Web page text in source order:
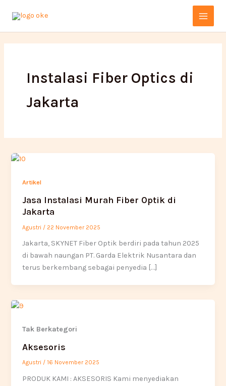
Main
Menu
Instalasi Fiber Optics di
Jakarta
Artikel
Jasa Instalasi Murah Fiber Optik di
Jakarta
Agustri / 22 November 2025
Jakarta, SKYNET Fiber Optik berdiri pada tahun 2025
di bawah naungan PT. Garda Elektrik Nusantara dan
terus berkembang sebagai penyedia […]
Tak Berkategori
Aksesoris
Agustri /16 November 2025
PRODUK KAMI : AKSESORIS Kami menyediakan